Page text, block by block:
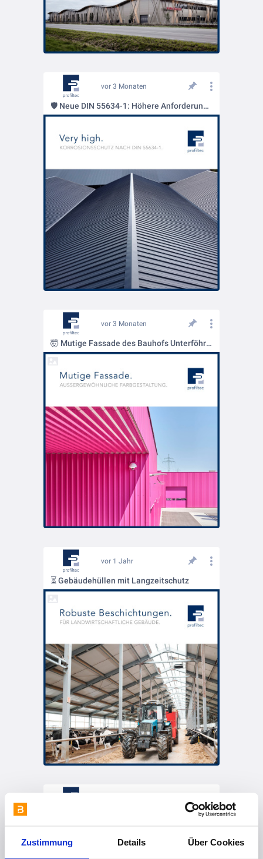
Zustimmung Details Über Cookies
vor 3 Monaten
🛡️ Neue DIN 55634-1: Höhere Anforderungen an den Korrosionsschutz im Dachbereich
vor 3 Monaten
🤯 Mutige Fassade des Bauhofs Unterföhring
vor 1 Jahr
⏳ Gebäudehüllen mit Langzeitschutz
Produkt-Highlight: Wellprofiliertes Dach Sandwichpaneel Typ D-SL